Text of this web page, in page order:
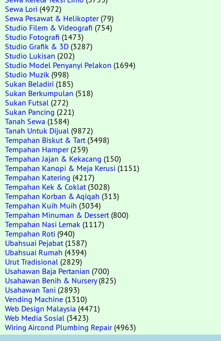
Sewa Lori (4972)
Sewa Pesawat & Helikopter(79)
Studio Filem & Videografi (754)
Studio Fotografi (1473)
Studio Grafik & 3D (3287)
Studio Lukisan (202)
Studio Model Penyanyi Pelakon (1694)
Studio Muzik (998)
Sukan Beladiri (185)
Sukan Berkumpulan (518)
Sukan Futsal (272)
Sukan Pancing (221)
Tanah Sewa (1584)
Tanah Untuk Dijual (9872)
Tempahan Biskut & Tart (3498)
Tempahan Hamper(259)
Tempahan Jajan & Kekacang (150)
Tempahan Kanopi & Meja Kerusi (1151)
Tempahan Katering (4217)
Tempahan Kek & Coklat (3028)
Tempahan Korban & Aqiqah (313)
Tempahan Kuih Muih (3034)
Tempahan Minuman & Dessert (800)
Tempahan Nasi Lemak (1117)
Tempahan Roti (940)
Ubahsuai Pejabat (1587)
Ubahsuai Rumah (4394)
Urut Tradisional (2829)
Usahawan Baja Pertanian (700)
Usahawan Benih & Nursery(825)
Usahawan Tani (2893)
Vending Machine (1310)
Web Design Malaysia (4471)
Web Media Sosial (3423)
Wiring Aircond Plumbing Repair(4963)